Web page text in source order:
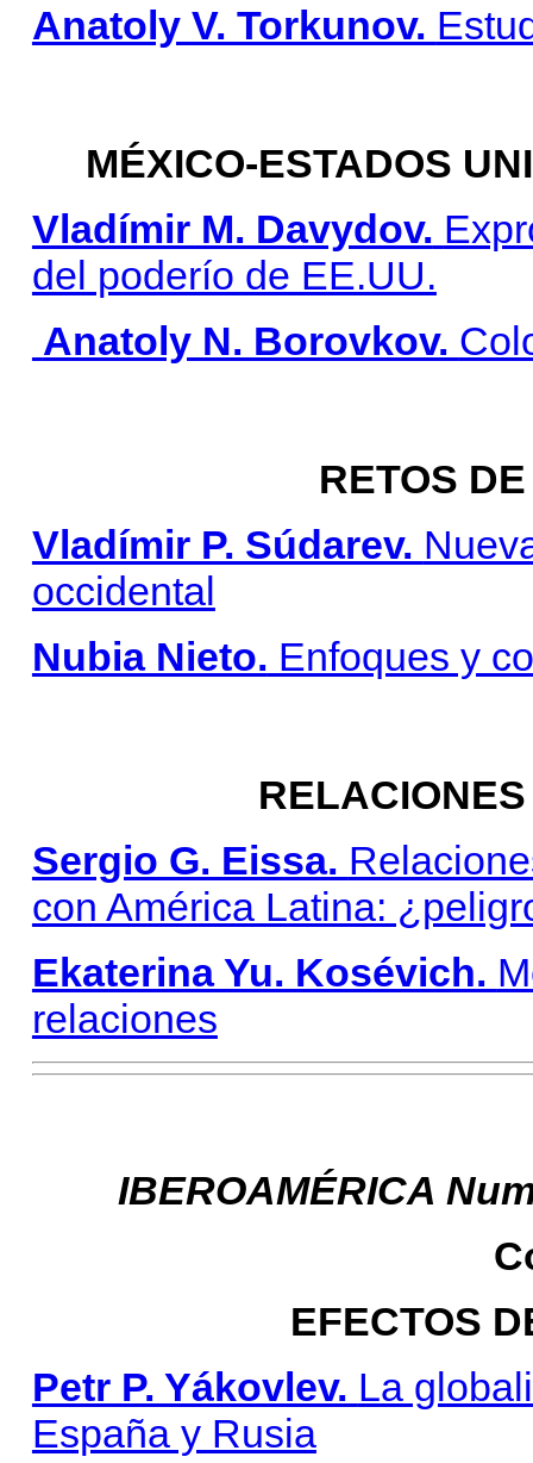
Anatoly V. Torkunov.
MÉXICO-ESTADOS
Vladímir M. Davydov.
del poderío de EE.UU.
Аnatoly N. Borovkov.
RETOS
Vladímir P. Súdarev.
occidental
Nubia Nieto. Enfoques y
Sergio G. Eissa.
con América Latina:
Ekaterina Yu. Kosévich.
relaciones
IBEROAMÉRICA
EFECTOS
Petr P. Yákovlev. La
España y Rusia